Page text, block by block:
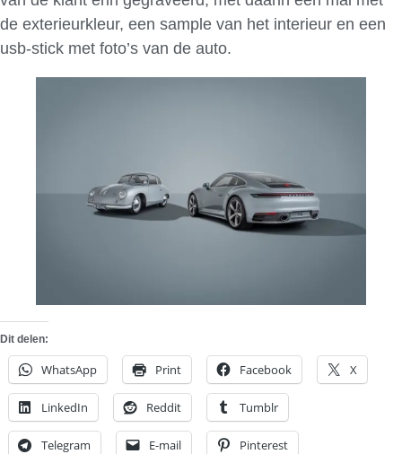
de exterieurkleur, een sample van het interieur en een
usb-stick met foto’s van de auto.
Dit delen:
WhatsApp Print Facebook X
LinkedIn Reddit Tumblr
Telegram E-mail Pinterest